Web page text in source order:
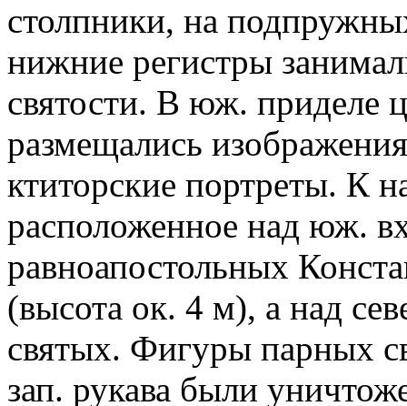
столпники, на
нижние регистры
святости. В юж. приделе
размещались
ктиторские портреты. К
расположенное над юж.
равноапостольных
(высота ок. 4 м), а над
святых. Фигуры парных
зап. рукава были